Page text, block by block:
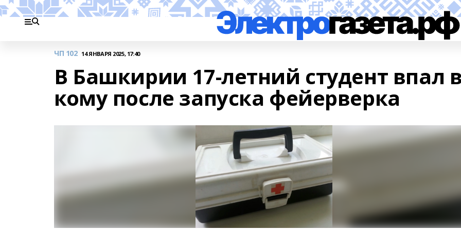
ЧП 102 14 ЯНВАРЯ 2025, 17:40
В Башкирии 17-летний студент впал
кому после запуска фейерверка